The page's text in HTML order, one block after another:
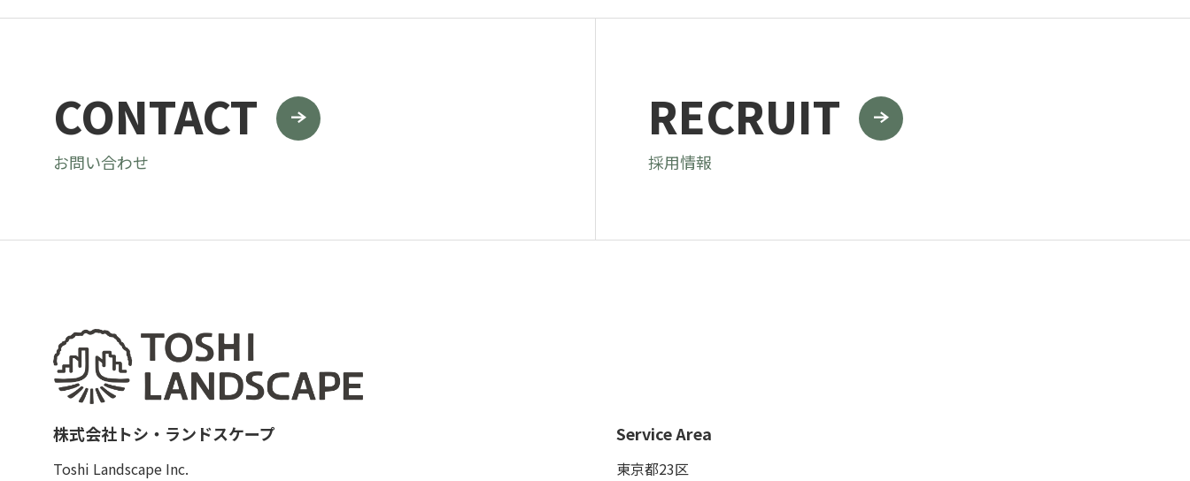
CONTACT
お問い合わせ
RECRUIT
採用情報
株式会社トシ・ランドスケープ
Toshi Landscape Inc.
Service Area
東京都23区